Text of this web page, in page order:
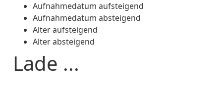
Aufnahmedatum aufsteigend
Aufnahmedatum absteigend
Alter aufsteigend
Alter absteigend
Lade ...